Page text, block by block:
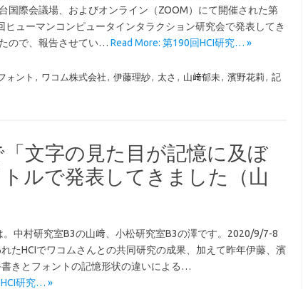
国際会議場、およびオンライン（ZOOM）にて開催された第
ヒューマンコンピュータインタラクション研究会で発表してき
ので、報告させてい… Read More: 第190回HCI研究… »
ォント ワコム株式会社 伊藤理紗 太さ 山﨑郁未 濱野花莉
記
文字の見た目が記憶に及ぼ
ルで発表してきました（山
。中村研究室B3の山﨑、小松研究室B3の澤です。2020/9/7-8
たHCIでワコムさんとの共同研究の成果、加えて昨年伊藤、濱
きとフォントの記憶形状の違いによる…
研究… »